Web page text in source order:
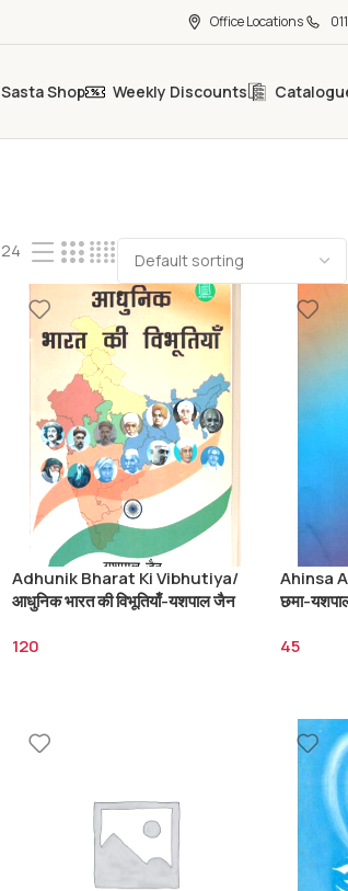
Office Locations
Sasta Shop Weekly Discounts
24
Adhunik Bharat Ki Vibhutiya/
आधुनिक भारत की विभूतियाँ-यशपाल जैन
120
Ahinsa
छमा-
45